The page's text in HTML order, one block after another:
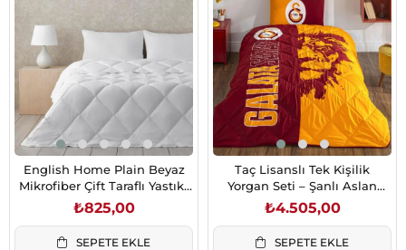
English Home Plain Beyaz
Mikrofiber Çift Taraflı Yastık-
Yorgan Seti 155x215 cm
₺825,00
SEPETE EKLE
Taç Lisanslı Tek Kişilik
Yorgan Seti – Şanlı Aslan
Desenli
₺4.505,00
SEPETE EKLE